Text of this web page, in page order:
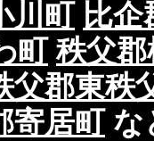
川町 比
町 秩父
父郡東秩
寄居町な